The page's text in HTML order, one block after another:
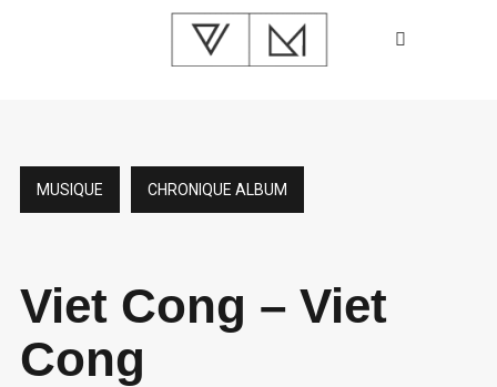
MUSIQUE CHRONIQUE ALBUM
Viet Cong – Viet
Cong